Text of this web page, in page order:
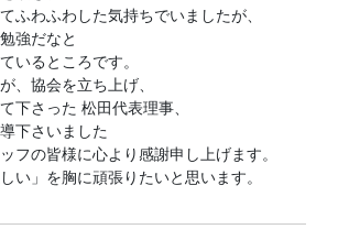
ふわふわした気持ちでいましたが、
強だなと
いるところです。
、協会を立ち上げ、
下さった 松田代表理事、
下さいました
フの皆様に心より感謝申し上げます。
い」を胸に頑張りたいと思います。